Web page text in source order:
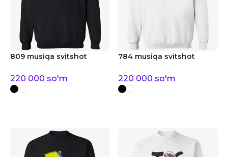
809 musiqa svitshot
220 000 so'm
784 musiqa svitshot
220 000 so'm